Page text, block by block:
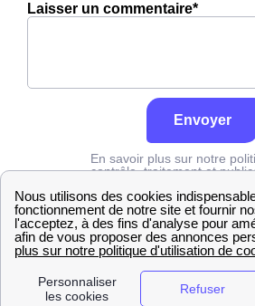
Laisser un commentaire*
Envoyer
En savoir plus sur notre
contrôle, traitement et
Grdf Haute-Marne Ferrière-